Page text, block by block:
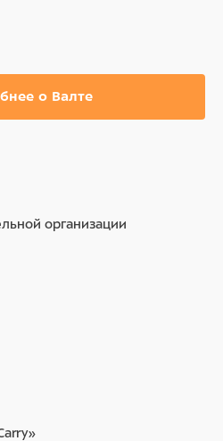
о Валте
организации